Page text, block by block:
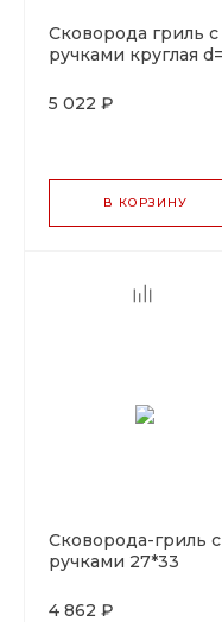
Сковорода гриль с
ручками круглая d=
5 022 ₽
В КОРЗИНУ
Сковорода-гриль с
ручками 27*33
4 862 ₽